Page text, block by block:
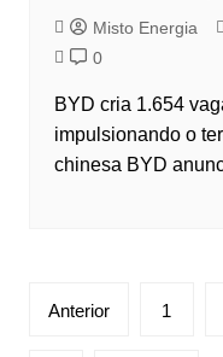
Misto Energia
0
BYD cria 1.654
impulsionando o
chinesa BYD
Anterior 1